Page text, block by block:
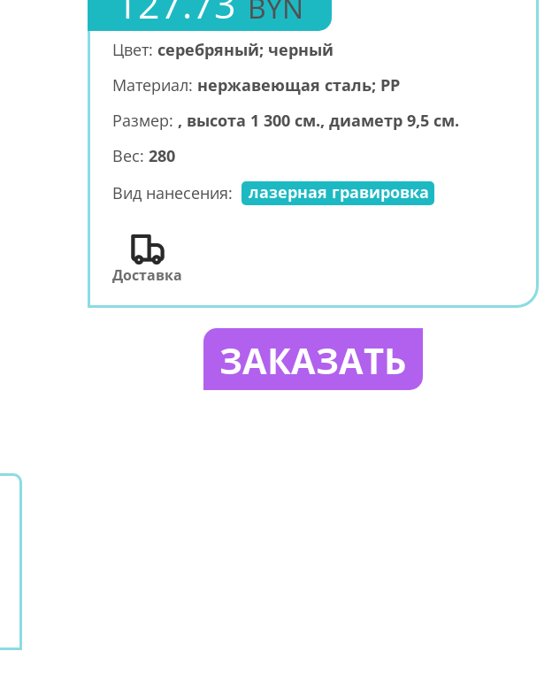
Цвет: серебряный; черный
Материал: нержавеющая сталь; PP
Размер: , высота 1 300 см., диаметр 9,5 см.
Вес: 280
Вид нанесения:
лазерная гравировка
Доставка
ЗАКАЗАТЬ